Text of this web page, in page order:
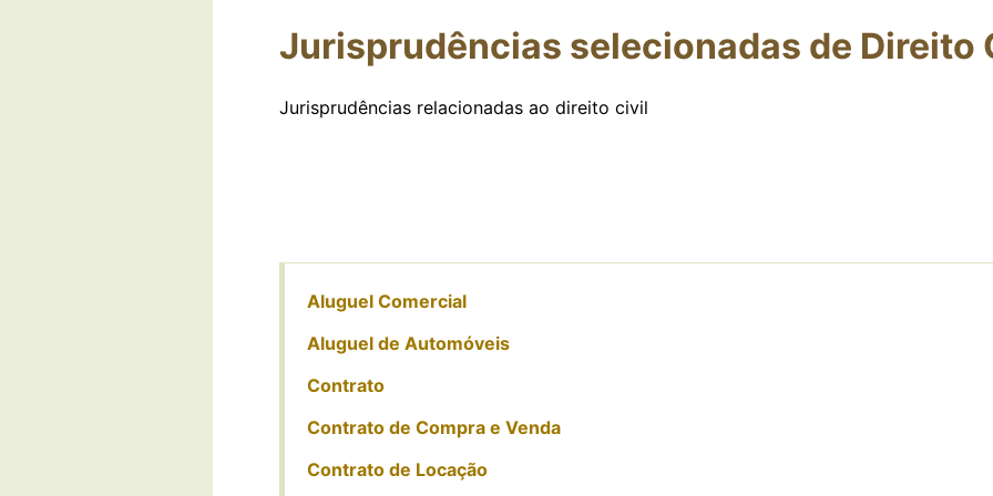
Jurisprudências selecionadas de Direito
Jurisprudências relacionadas ao direito civil
Aluguel Comercial
Aluguel de Automóveis
Contrato
Contrato de Compra e Venda
Contrato de Locação